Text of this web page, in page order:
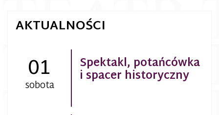
AKTUALNOŚCI
01
sobota
Spektakl, potańcówka
i spacer historyczny